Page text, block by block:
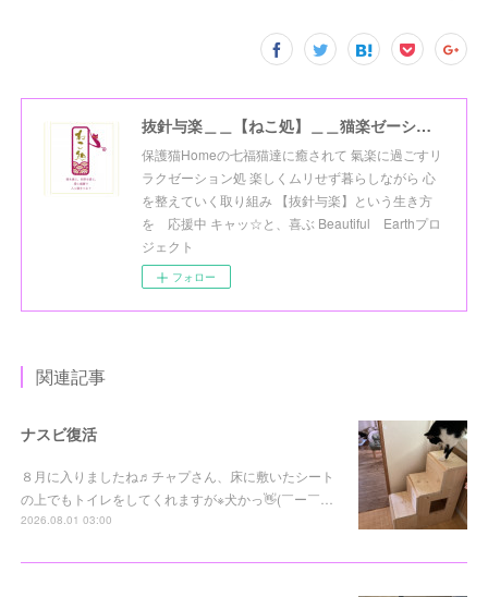
抜針与楽＿＿【ねこ処】＿＿猫楽ゼーションHome☆
保護猫Homeの七福猫達に癒されて 氣楽に過ごすリ
ラクゼーション処 楽しくムリせず暮らしながら 心
を整えていく取り組み 【抜針与楽】という生き方
を 応援中 キャッ☆と、喜ぶ Beautiful Earthプロ
ジェクト
フォロー
関連記事
ナスビ復活
８月に入りましたね♬チャプさん、床に敷いたシート
の上でもトイレをしてくれますが※犬かっ👋(￣ー￣…
2026.08.01 03:00